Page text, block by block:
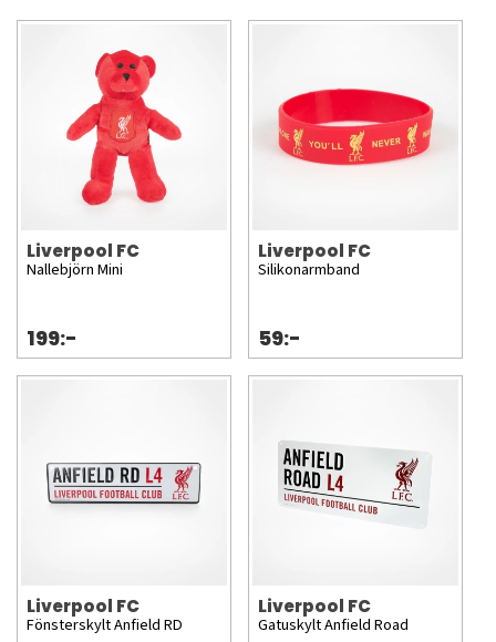
Liverpool FC
Nallebjörn Mini
199:-
Liverpool FC
Silikonarmband
59:-
Liverpool FC
Fönsterskylt Anfield RD
Liverpool FC
Gatuskylt Anfield Road